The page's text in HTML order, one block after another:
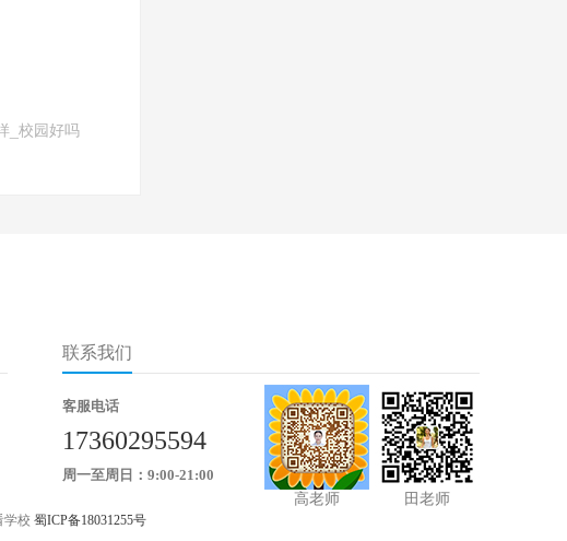
_校园好吗
联系我们
客服电话
17360295594
周一至周日：9:00-21:00
高老师
田老师
学校 蜀ICP备18031255号